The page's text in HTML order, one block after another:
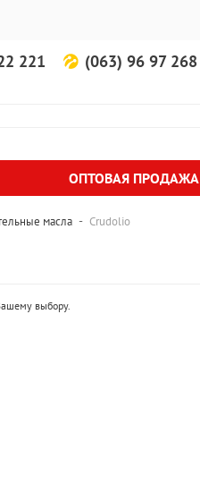
221 (063) 96 97 268
ОПТОВАЯ ПРОДАЖА
масла - Crudolio
выбору.